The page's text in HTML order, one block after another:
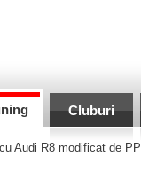
Cluburi
Audi R8 modificat de PPI